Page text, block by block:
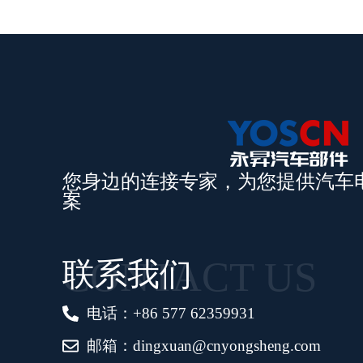
您身边的连接专家，为您提供汽车
案
CONTACT US
联系我们
电话：+86 577 62359931
邮箱：dingxuan@cnyongsheng.com